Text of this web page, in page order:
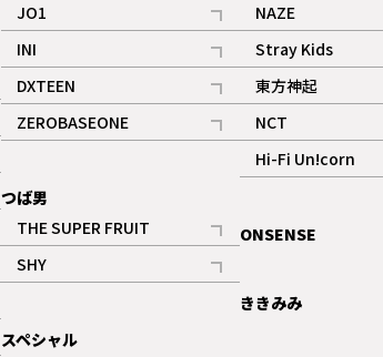
JO1
記事
ギャラリー
INI
記事
ギャラリー
DXTEEN
記事
ギャラリー
ZEROBASEONE
記事
つば男
THE SUPER FRUIT
記事
ギャラリー
SHY
記事
スペシャル
NAZE
記事
Stray Kids
記事
東方神起
記事
NCT
記事
Hi-Fi Un!corn
記事
ONSENSE
ききみみ